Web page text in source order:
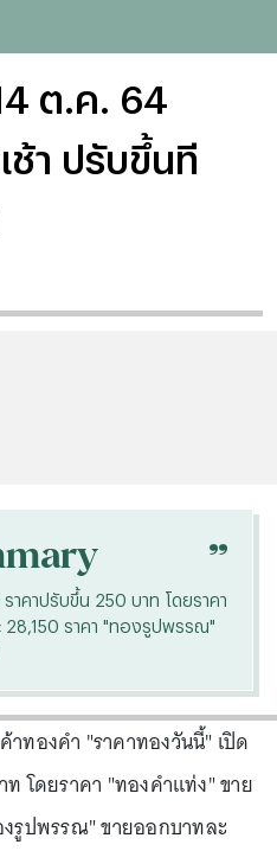
ต.ค. 64
ช้า ปรับขึ้นที
“
าคาปรับขึ้น 250 บาท โดยราคา
ราคา "ทองรูปพรรณ"
ทองคำ "ราคาทองวันนี้" เปิด
โดยราคา "ทองคำแท่ง" ขาย
รูปพรรณ" ขายออกบาทละ